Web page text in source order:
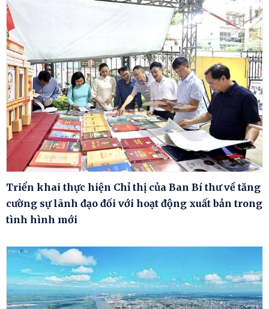
Triển khai thực hiện Chỉ thị của Ban Bí thư về tăng
cường sự lãnh đạo đối với hoạt động xuất bản trong
tình hình mới